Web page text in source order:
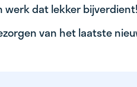
werk dat lekker bijverdient!
van het laatste